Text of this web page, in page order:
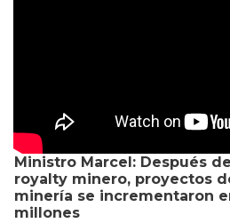
Ministro Marcel: Después
royalty minero, proyectos
minería se incrementaron
millones